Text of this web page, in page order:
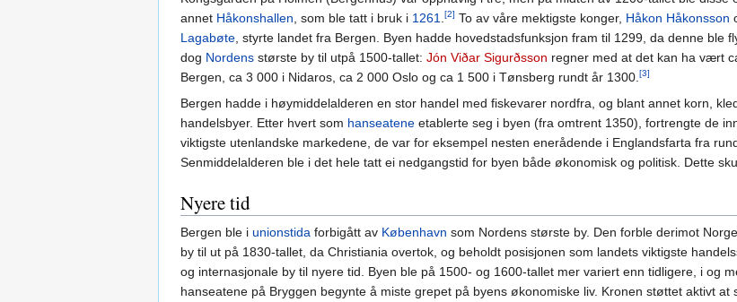
annet Håkonshallen , som ble tatt i bruk i 1261 [2] To av våre mektigste konger, Håkon Håkonsson
Lagabøte , styrte landet fra Bergen. Byen hadde hovedstadsfunksjon fram til 1299, da denne ble
dog Nordens største by til utpå 1500-tallet: Jón Viðar Sigurðsson regner med at det kan ha vært
Bergen, ca 3 000 i Nidaros, ca 2 000 Oslo og ca 1 500 i Tønsberg rundt år 1300. [3]
Bergen hadde i høymiddelalderen en stor handel med fiskevarer nordfra, og blant annet korn,
handelsbyer. Etter hvert som hanseatene etablerte seg i byen (fra omtrent 1350), fortrengte de
viktigste utenlandske markedene, de var for eksempel nesten enerådende i Englandsfarta fra
Senmiddelalderen ble i det hele tatt ei nedgangstid for byen både økonomisk og politisk. Dette
Nyere tid
Bergen ble i unionstida forbigått av København som Nordens største by. Den forble derimot
by til ut på 1830-tallet, da Christiania overtok, og beholdt posisjonen som landets viktigste
og internasjonale by til nyere tid. Byen ble på 1500- og 1600-tallet mer variert enn tidligere, i og
hanseatene på Bryggen begynte å miste grepet på byens økonomiske liv. Kronen støttet aktivt at